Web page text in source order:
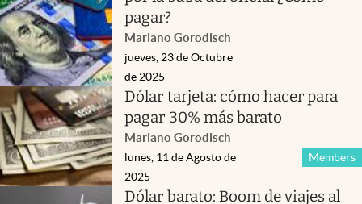
pagar?
Mariano Gorodisch
jueves, 23 de Octubre
de 2025
Dólar tarjeta: cómo hacer para
pagar 30% más barato
Mariano Gorodisch
Members
lunes, 11 de Agosto de
2025
Dólar barato: Boom de viajes al